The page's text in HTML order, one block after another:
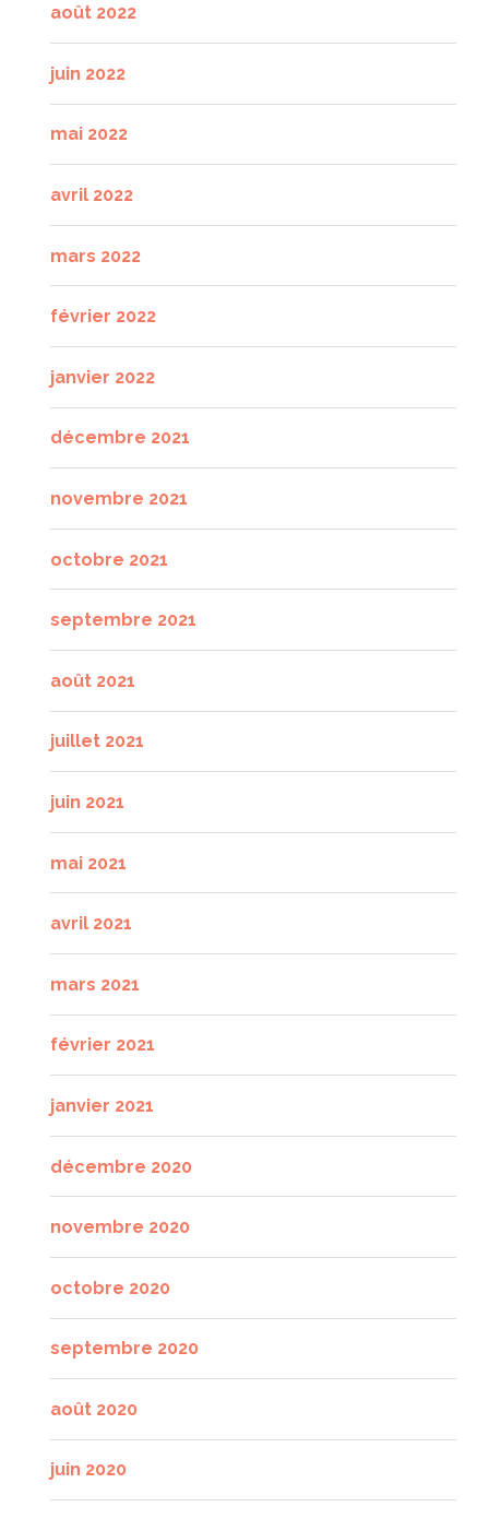
août 2022
juin 2022
mai 2022
avril 2022
mars 2022
février 2022
janvier 2022
décembre 2021
novembre 2021
octobre 2021
septembre 2021
août 2021
juillet 2021
juin 2021
mai 2021
avril 2021
mars 2021
février 2021
janvier 2021
décembre 2020
novembre 2020
octobre 2020
septembre 2020
août 2020
juin 2020